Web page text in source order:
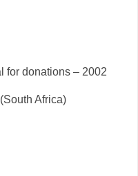
for donations – 2002
Africa)